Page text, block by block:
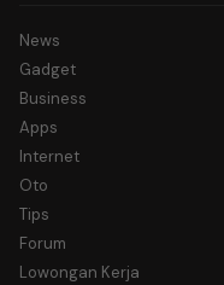
News
Gadget
Business
Apps
Internet
Oto
Tips
Forum
Lowongan Kerja